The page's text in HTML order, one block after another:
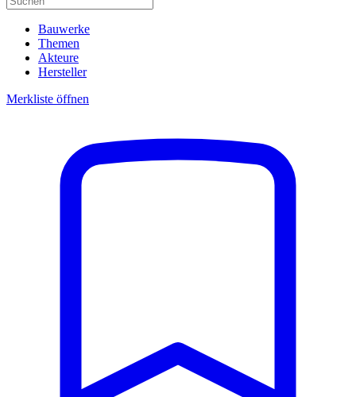
Bauwerke
Themen
Akteure
Hersteller
Merkliste öffnen